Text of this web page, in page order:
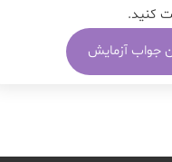
کنید.
جواب آزمایش